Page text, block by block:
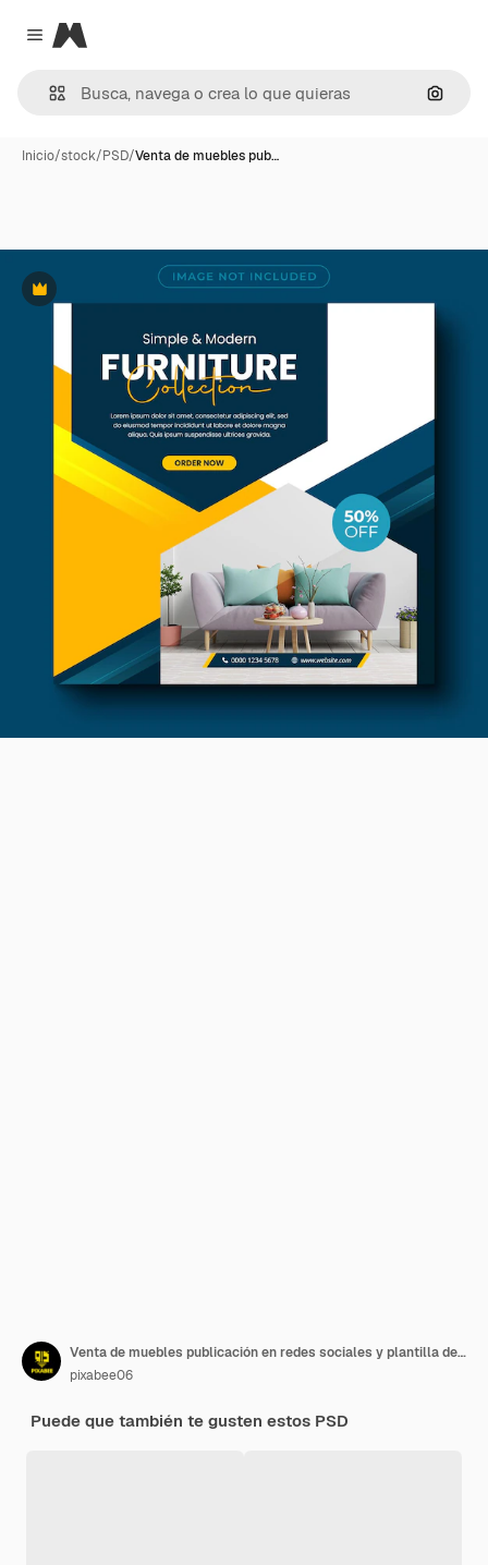
Close menu
Magnific
Inicio/stock/PSD/Venta de muebles pub…
Premium
Venta de muebles publicación en redes sociales y plantilla de banner de publicación de instagram
pixabee06
Puede que también te gusten estos PSD